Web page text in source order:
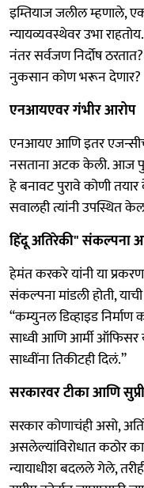
इम्तियाज जलील म्हणाले,
न्यायव्यवस्थेवर उभा
नंतर सर्वजण निर्दोष
नुकसान कोण भरून देणार?
एनआयएवर गंभीर आरोप
एनआयए आणि इतर
नसताना अटक केली. आज
हे बनावट पुरावे कोणी
सवालही त्यांनी उपस्थित
हिंदू अतिरेकी" संकल्पना
हेमंत करकरे यांनी या
संकल्पना मांडली होती,
“कम्युनल डिव्हाइड
साध्वी आणि आर्मी
साध्वींना तिकीटही दिलं.”
सरकारवर टीका आणि
सरकार कोणाचंही असो,
असलेल्यांविरोधात कठोर
न्यायाधीश बदलले गेले,